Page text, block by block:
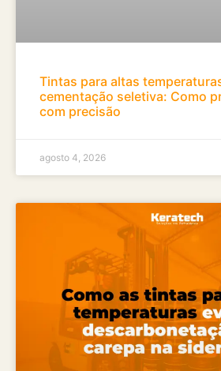
Tintas para altas
cementação seletiva: Como
com precisão
agosto 4, 2026